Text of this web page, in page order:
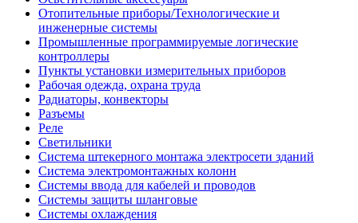
Отопительные приборы/Технологические и
инженерные системы
Промышленные программируемые логические
контроллеры
Пункты установки измерительных приборов
Рабочая одежда, охрана труда
Радиаторы, конвекторы
Разъемы
Реле
Светильники
Система штекерного монтажа электросети зданий
Система электромонтажных колонн
Системы ввода для кабелей и проводов
Системы защиты шланговые
Системы охлаждения